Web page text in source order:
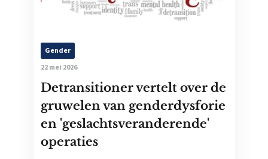
Gender
22 mei 2026
Detransitioner vertelt over de
gruwelen van genderdysforie
en 'geslachtsveranderende'
operaties